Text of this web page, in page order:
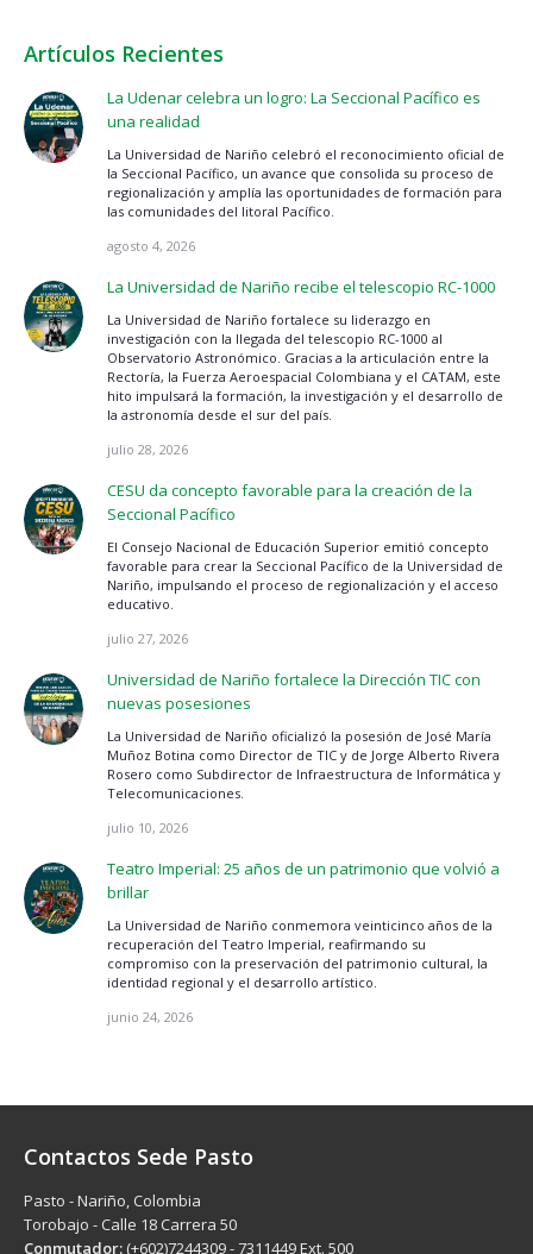
Artículos Recientes
La Udenar celebra un logro: La Seccional Pacífico es
una realidad
La Universidad de Nariño celebró el reconocimiento oficial de
la Seccional Pacífico, un avance que consolida su proceso de
regionalización y amplía las oportunidades de formación para
las comunidades del litoral Pacífico.
agosto 4, 2026
La Universidad de Nariño recibe el telescopio RC-1000
La Universidad de Nariño fortalece su liderazgo en
investigación con la llegada del telescopio RC-1000 al
Observatorio Astronómico. Gracias a la articulación entre la
Rectoría, la Fuerza Aeroespacial Colombiana y el CATAM, este
hito impulsará la formación, la investigación y el desarrollo de
la astronomía desde el sur del país.
julio 28, 2026
CESU da concepto favorable para la creación de la
Seccional Pacífico
El Consejo Nacional de Educación Superior emitió concepto
favorable para crear la Seccional Pacífico de la Universidad de
Nariño, impulsando el proceso de regionalización y el acceso
educativo.
julio 27, 2026
Universidad de Nariño fortalece la Dirección TIC con
nuevas posesiones
La Universidad de Nariño oficializó la posesión de José María
Muñoz Botina como Director de TIC y de Jorge Alberto Rivera
Rosero como Subdirector de Infraestructura de Informática y
Telecomunicaciones.
julio 10, 2026
Teatro Imperial: 25 años de un patrimonio que volvió a
brillar
La Universidad de Nariño conmemora veinticinco años de la
recuperación del Teatro Imperial, reafirmando su
compromiso con la preservación del patrimonio cultural, la
identidad regional y el desarrollo artístico.
junio 24, 2026
Contactos Sede Pasto
Pasto - Nariño, Colombia
Torobajo - Calle 18 Carrera 50
Conmutador: (+602)7244309 - 7311449 Ext. 500